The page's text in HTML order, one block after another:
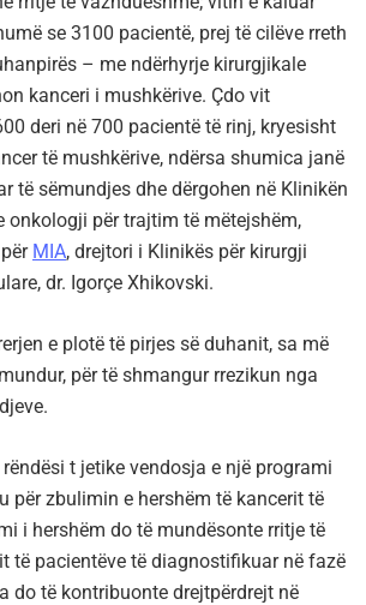
se 3100 pacientë, prej të cilëve rreth
– me ndërhyrje kirurgjikale
kanceri i mushkërive. Çdo vit
deri në 700 pacientë të rinj, kryesisht
të mushkërive, ndërsa shumica janë
të sëmundjes dhe dërgohen në Klinikën
onkologji për trajtim të mëtejshëm,
MIA, drejtori i Klinikës për kirurgji
dr. Igorçe Xhikovski.
e plotë të pirjes së duhanit, sa më
për të shmangur rrezikun nga
t jetike vendosja e një programi
për zbulimin e hershëm të kancerit të
i hershëm do të mundësonte rritje të
të pacientëve të diagnostifikuar në fazë
do të kontribuonte drejtpërdrejt në